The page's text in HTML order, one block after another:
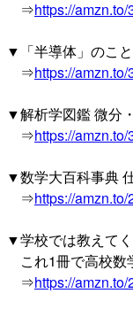
⇒https://
▼「半導体」のこ
⇒https://
▼解析学図鑑 微分
⇒https://amzn.to/
▼数学大百科事典
⇒https://
▼学校では教えて
これ1冊で高校数
⇒https://